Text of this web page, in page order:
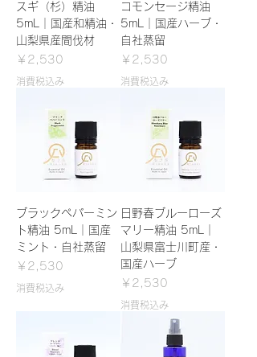
スギ（杉）精油
5mL｜国産和精油・
山梨県産間伐材
価格
￥2,530
消費税込み
コモンセージ精油
5mL｜国産ハーブ・
自社蒸留
価格
￥2,530
消費税込み
ブラックペパーミン
ト精油 5mL｜国産
ミント・自社蒸留
価格
￥2,530
消費税込み
日野春ブルーローズ
マリー精油 5mL｜
山梨県富士川町産・
国産ハーブ
価格
￥2,530
消費税込み